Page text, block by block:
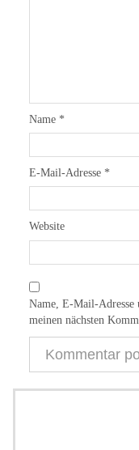
Name *
E-Mail-Adresse *
Website
Name, E-Mail-Adresse
meinen nächsten